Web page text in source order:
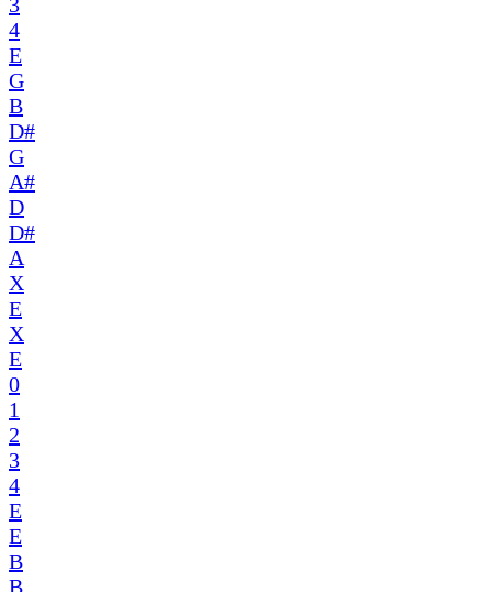
4
E
G
B
D#
G
A#
D
D#
A
X
E
X
E
0
1
2
3
4
E
E
B
B